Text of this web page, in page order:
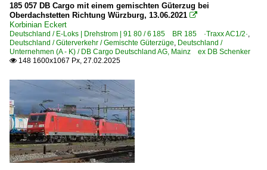
185 057 DB Cargo mit einem gemischten Güterzug bei
Oberdachstetten Richtung Würzburg, 13.06.2021 
Korbinian Eckert
Deutschland / E-Loks | Drehstrom | 91 80 / 6 185 BR 185 ·Traxx AC1/2·,
Deutschland / Güterverkehr / Gemischte Güterzüge, Deutschland /
Unternehmen (A - K) / DB Cargo Deutschland AG, Mainz ex DB Schenker
 148 1600x1067 Px, 27.02.2025